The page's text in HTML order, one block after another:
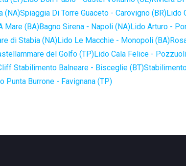
(NA)Spiaggia Di Torre Guaceto - Carovigno (BR)Lido
Mare (BA)Bagno Sirena - Napoli (NA)Lido Arturo -
di Stabia (NA)Lido Le Macchie - Monopoli (BA)
del Golfo (TP)Lido Cala Felice -
Stabilimento Balneare - Bisceglie (BT)
Punta Burrone - Favignana (TP)